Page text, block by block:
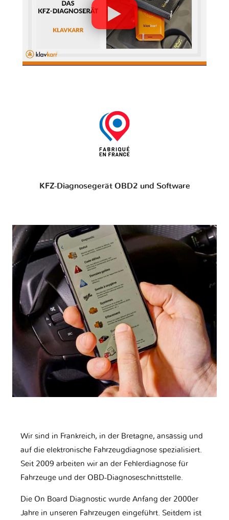
KFZ-Diagnosegerät OBD2 und Software
Wir sind in Frankreich, in der Bretagne, ansässig und
auf die elektronische Fahrzeugdiagnose spezialisiert.
Seit 2009 arbeiten wir an der Fehlerdiagnose für
Fahrzeuge und der OBD-Diagnoseschnittstelle.
Die On Board Diagnostic wurde Anfang der 2000er
Jahre in unseren Fahrzeugen eingeführt. Seitdem ist